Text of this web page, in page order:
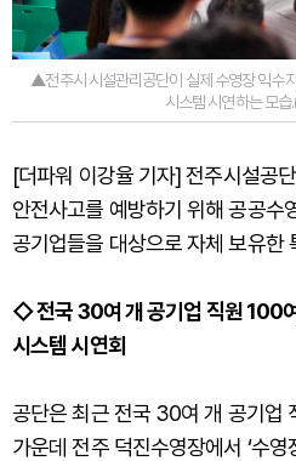
▲전주시 시설관리공단이 실제 수영장 익수
시스템 시연하는 모
[더파워 이강율 기자] 전주시설공
안전사고를 예방하기 위해 공공수
공기업들을 대상으로 자체 보유한
◇ 전국 30여 개 공기업 직원 100여
시스템 시연회
공단은 최근 전국 30여 개 공기업
가운데 전주 덕진수영장에서 ‘수